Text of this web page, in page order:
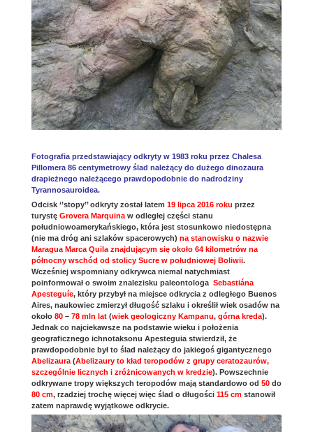
Fotografia przedstawiający odkryty w 1983 roku przez Chalesa
Pillomera 86 centymetrowy ślad należący do dużego dinozaura
drapieżnego należącego prawdopodobnie do nadrodziny
Tyrannosauroidea.
Odcisk ‘’stopy’’ odkryty został latem 19 lipca 2016 roku przez
turystę Grovera Marquinaw odległej części stanu
południowoamerykańskiego, która jest stosunkowo niedostępna
(nie ma dróg ani szlaków spacerowych) na stanowisku o nazwie
Maragua Marca Quila znajdującym się około 64 kilometrów na
północny wschód od stolicy Sucre w południowej Boliwii.
Wcześniej wspomniany odkrywca niemal natychmiast
poinformował o swoim znalezisku paleontologa Sebastiána
Apesteguíe, który przybył na miejsce odkrycia z odległego Buenos
Aires, naukowiec zmierzył długość szlaku i określił wiek osadów na
około80– 78 mln lat(wiek geologiczny Kampanu, górna kreda).
Jednak co najciekawsze na podstawie wieku i położenia
geograficznego ichnotaksonu Apesteguia stwierdził, że
prawdopodobnie był to ślad należący do jakiegoś gigantycznego
Abelizaura(Abelizaury to kład teropodów z grupy ceratozaurów,
szczególnie licznych i zróżnicowanych w kredzie). Powszechnie
odkrywane tropy większych teropodów mają standardowo od 50do
80 cm, rzadziej trochę więcej więc ślad o długości 115 cmstanowił
zatem naprawdę wyjątkowe odkrycie.